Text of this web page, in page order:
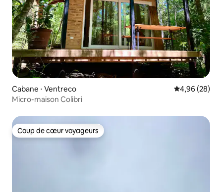
Cabane ⋅ Ventreco Évaluation
4,96 (28)
Micro-maison Colibri
Coup de cœur voyageurs
Coup de cœur voyageurs